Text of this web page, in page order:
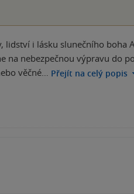
i lásku slunečního boha
nebezpečnou výpravu do
věčné… Přejít na celý popis